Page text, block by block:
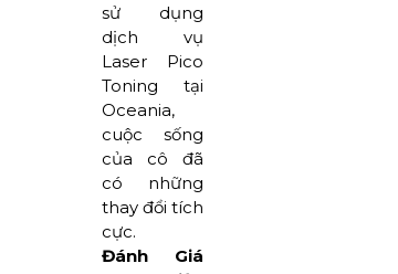
sử dụng
dịch vụ
Laser Pico
Toning tại
Oceania,
cuộc sống
của cô đã
có những
thay đổi tích
cực.
Đánh Giá